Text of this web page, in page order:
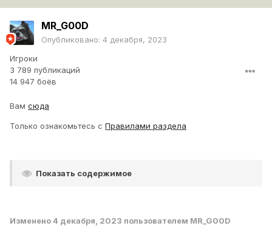
MR_G00D
Опубликовано: 4 декабря, 2023
Игроки
3 789 публикаций
14 947 боёв
Вам сюда
Только ознакомьтесь с Правилами раздела
Показать содержимое
Изменено4 декабря, 2023 пользователем MR_G00D